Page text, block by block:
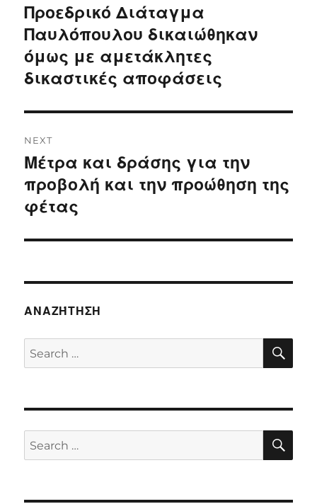
Προεδρικό Διάταγμα
Παυλόπουλου δικαιώθηκαν
όμως με αμετάκλητες
δικαστικές αποφάσεις
NEXT
Next
post:
Μέτρα και δράσης για την
προβολή και την προώθηση της
φέτας
ΑΝΑΖΉΤΗΣΗ
Search
for:
Search
for: